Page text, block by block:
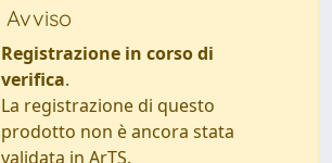
Avviso
Registrazione in corso di
verifica.
La registrazione di questo
prodotto non è ancora stata
validata in ArTS.